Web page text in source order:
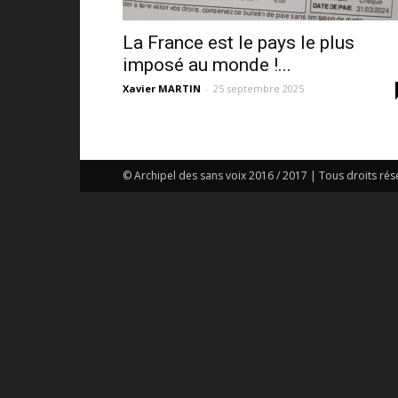
La France est le pays le plus
imposé au monde !...
Xavier MARTIN - 25 septembre 2025
© Archipel des sans voix 2016 / 2017 | Tous droits